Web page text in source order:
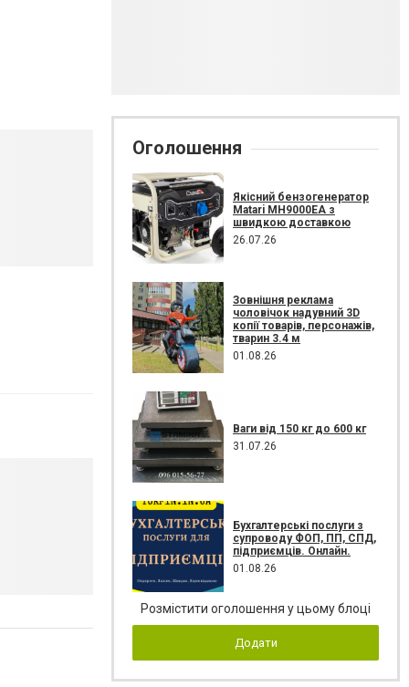
Оголошення
Якісний бензогенератор
Matari MH9000EA з
швидкою доставкою
26.07.26
Зовнішня реклама
чоловічок надувний 3D
копії товарів, персонажів,
тварин 3.4 м
01.08.26
Ваги від 150 кг до 600 кг
31.07.26
Бухгалтерські послуги з
супроводу ФОП, ПП, СПД,
підприємців. Онлайн.
01.08.26
Розмістити оголошення у цьому блоці
Додати